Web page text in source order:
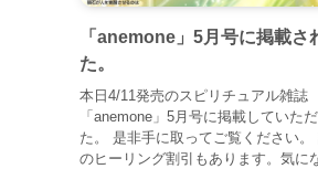
「anemone」5月号に掲載さ
た。
本日4/11発売のスピリチュアル雑誌
「anemone」5月号に掲載していた
た。 是非手に取ってご覧ください。
のヒーリング割引もあります。気に